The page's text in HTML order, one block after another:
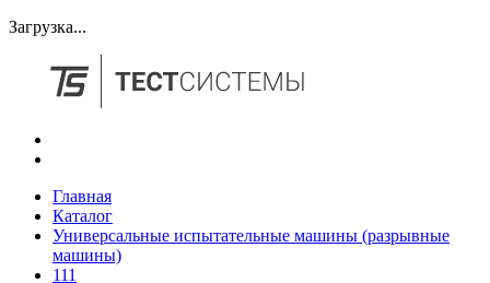
Загрузка...
Главная
Каталог
Универсальные испытательные машины (разрывные
машины)
111